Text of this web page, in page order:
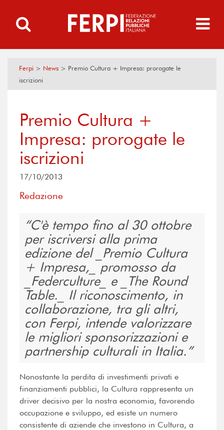
Ferpi > News > Premio Cultura + Impresa: prorogate le
iscrizioni
Premio Cultura +
Impresa: prorogate le
iscrizioni
17/10/2013
Redazione
C'è tempo fino al 30 ottobre
per iscriversi alla prima
edizione del _Premio Cultura
+ Impresa,_ promosso da
_Federculture_ e _The Round
Table._ Il riconoscimento, in
collaborazione, tra gli altri,
con Ferpi, intende valorizzare
le migliori sponsorizzazioni e
partnership culturali in Italia.
Nonostante la perdita di investimenti privati e
finanziamenti pubblici, la Cultura rappresenta un
driver decisivo per la nostra economia, favorendo
occupazione e sviluppo, ed esiste un numero
consistente di aziende che investono in Cultura, a